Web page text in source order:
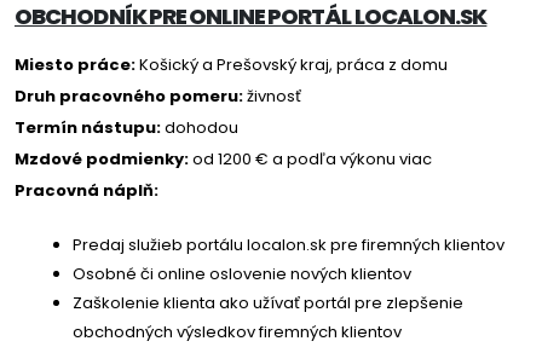
OBCHODNÍK PRE ONLINE PORTÁL LOCALON.SK
Miesto práce:Košický a Prešovský kraj, práca z domu
Druh pracovného pomeru:živnosť
Termín nástupu:dohodou
Mzdové podmienky:od 1200 € a podľa výkonu viac
Pracovná náplň:
Predaj služieb portálu localon.sk pre firemných klientov
Osobné či online oslovenie nových klientov
Zaškolenie klienta ako užívať portál pre zlepšenie
obchodných výsledkov firemných klientov